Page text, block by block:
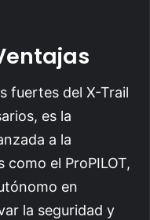
fuertes del X-Trail
es la
a la
el ProPILOT,
en
la seguridad y